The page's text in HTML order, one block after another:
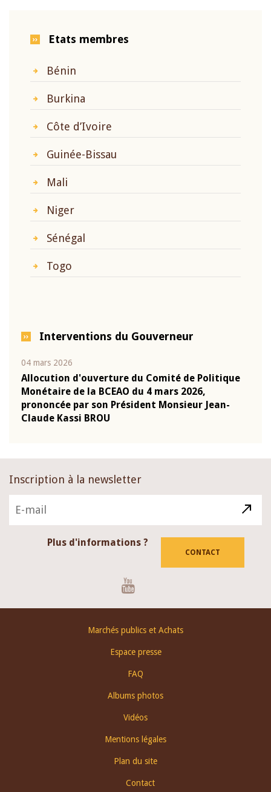
Etats membres
Bénin
Burkina
Côte d’Ivoire
Guinée-Bissau
Mali
Niger
Sénégal
Togo
Interventions du Gouverneur
04 mars 2026
Allocution d'ouverture du Comité de Politique
Monétaire de la BCEAO du 4 mars 2026,
prononcée par son Président Monsieur Jean-
Claude Kassi BROU
Inscription à la newsletter
Plus d'informations ?
CONTACT
Marchés publics et Achats
Espace presse
FAQ
Albums photos
Vidéos
Mentions légales
Plan du site
Contact